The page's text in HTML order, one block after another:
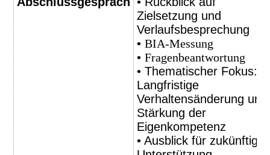
Zielsetzung und
Verlaufsbesprechung
•BIA-Messung
•Fragenbeantwortung
• Thematischer Fokus:
Langfristige
Verhaltensänderung und
Stärkung der
Eigenkompetenz
• Ausblick für zukünftige